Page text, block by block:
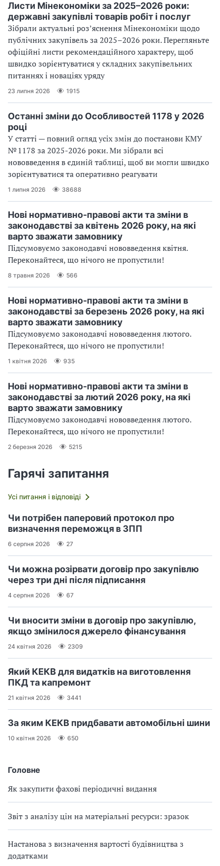
Головне
Як закупити фахові періодичні видання
Звіт з аналізу цін на матеріальні ресурси: зразок
Настанова з визначення вартості будівництва з
додатками
Листи Мінекономіки за 2025–2026 роки:
державні закупівлі товарів робіт і послуг
Зібрали актуальні розʼяснення Мінекономіки щодо
публічних закупівель за 2025–2026 роки. Перегляньте
офіційні листи рекомендаційного характеру, щоб
швидко зорієнтуватися у складних закупівельних
питаннях і новаціях уряду
23 липня 2026 1915
Останні зміни до Особливостей 1178 у 2026
році
У статті — повний огляд усіх змін до постанови КМУ
№ 1178 за 2025-2026 роки. Ми зібрали всі
нововведення в єдиній таблиці, щоб ви могли швидко
зорієнтуватися та оперативно реагувати
1 липня 2026 38688
Нові нормативно-правові акти та зміни в
законодавстві за квітень 2026 року, на які
варто зважати замовнику
Підсумовуємо законодавчі нововведення квітня.
Переконайтеся, що нічого не пропустили!
8 травня 2026 566
Нові нормативно-правові акти та зміни в
законодавстві за березень 2026 року, на які
варто зважати замовнику
Підсумовуємо законодавчі нововведення лютого.
Переконайтеся, що нічого не пропустили!
1 квітня 2026 935
Нові нормативно-правові акти та зміни в
законодавстві за лютий 2026 року, на які
варто зважати замовнику
Підсумовуємо законодавчі нововведення лютого.
Переконайтеся, що нічого не пропустили!
2 березня 2026 5215
Гарячі запитання
Усі питання і відповіді
Чи потрібен паперовий протокол про
визначення переможця в ЗПП
6 серпня 2026 27
Чи можна розірвати договір про закупівлю
через три дні після підписання
4 серпня 2026 67
Чи вносити зміни в договір про закупівлю,
якщо змінилося джерело фінансування
24 квітня 2026 2309
Який КЕКВ для видатків на виготовлення
ПКД та капремонт
21 квітня 2026 3441
За яким КЕКВ придбавати автомобільні шини
10 квітня 2026 650